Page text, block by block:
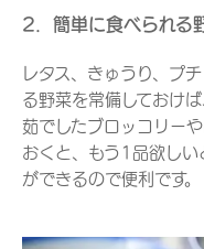
2．簡単に食べられる
レタス、きゅうり、プ
る野菜を常備しておけ
茹でしたブロッコリー
おくと、もう1品欲しい
ができるので便利です。